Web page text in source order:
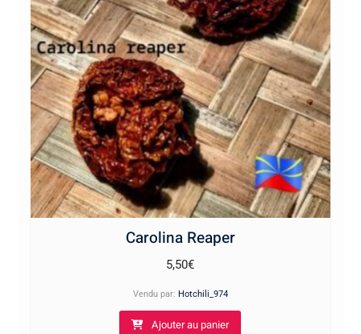
Carolina Reaper
5,50€
Vendu par: Hotchili_974
Ajouter au panier